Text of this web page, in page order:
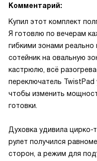
Комментарий:
Купил этот комплект
Я готовлю по вечерам
гибкими зонами
сотейник на овальную
кастрюлю, всё
переключатель
чтобы изменить
готовки.
Духовка удивила цирко-
рулет получился
сторон, а режим для